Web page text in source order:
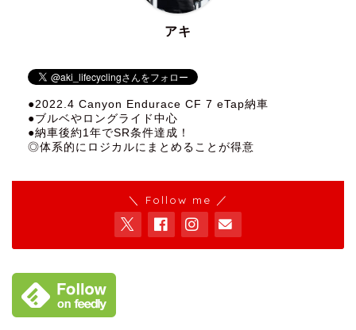
アキ
●2022.4 Canyon Endurace CF 7 eTap納車
●ブルベやロングライド中心
●納車後約1年でSR条件達成！
◎体系的にロジカルにまとめることが得意
＼ Follow me ／